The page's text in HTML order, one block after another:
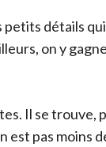
petits détails
on y
Il se trouve,
est pas moins